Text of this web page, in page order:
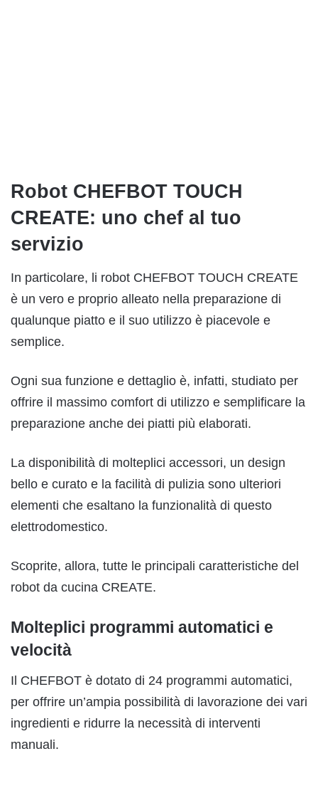
Robot CHEFBOT TOUCH
CREATE: uno chef al tuo
servizio
In particolare, li robot CHEFBOT TOUCH CREATE
è un vero e proprio alleato nella preparazione di
qualunque piatto e il suo utilizzo è piacevole e
semplice.
Ogni sua funzione e dettaglio è, infatti, studiato per
offrire il massimo comfort di utilizzo e semplificare la
preparazione anche dei piatti più elaborati.
La disponibilità di molteplici accessori, un design
bello e curato e la facilità di pulizia sono ulteriori
elementi che esaltano la funzionalità di questo
elettrodomestico.
Scoprite, allora, tutte le principali caratteristiche del
robot da cucina CREATE.
Molteplici programmi automatici e
velocità
Il CHEFBOT è dotato di 24 programmi automatici,
per offrire un’ampia possibilità di lavorazione dei vari
ingredienti e ridurre la necessità di interventi
manuali.